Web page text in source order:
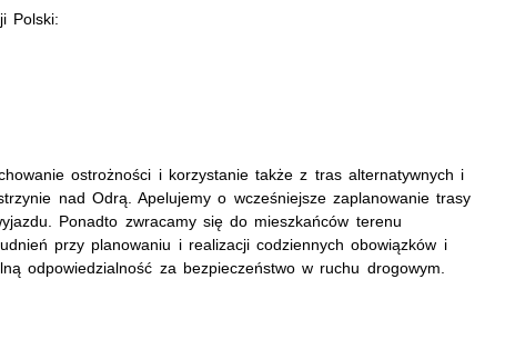
Polski:
ostrożności i korzystanie także z tras alternatywnych i
nad Odrą. Apelujemy o wcześniejsze zaplanowanie trasy
Ponadto zwracamy się do mieszkańców terenu
przy planowaniu i realizacji codziennych obowiązków i
odpowiedzialność za bezpieczeństwo w ruchu drogowym.